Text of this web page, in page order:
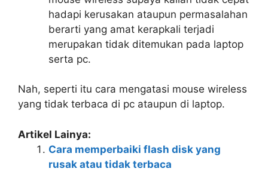
hadapi kerusakan ataupun permasalahan
berarti yang amat kerapkali terjadi
merupakan tidak ditemukan pada laptop
serta pc.
Nah, seperti itu cara mengatasi mouse wireless
yang tidak terbaca di pc ataupun di laptop.
Artikel Lainya:
Cara memperbaiki flash disk yang
rusak atau tidak terbaca